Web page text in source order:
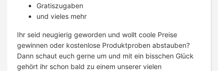
Gratiszugaben
und vieles mehr
Ihr seid neugierig geworden und wollt coole Preise
gewinnen oder kostenlose Produktproben abstauben?
Dann schaut euch gerne um und mit ein bisschen Glück
gehört ihr schon bald zu einem unserer vielen